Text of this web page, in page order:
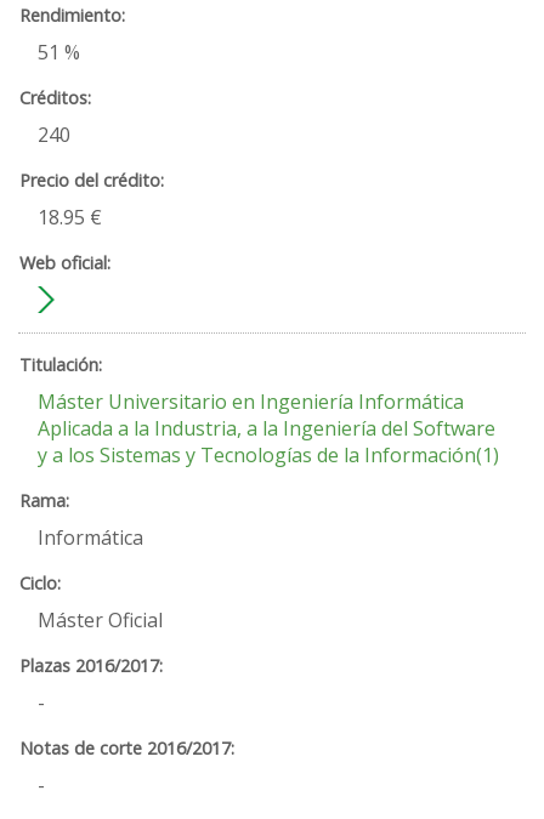
51 %
240
18.95 €
Máster Universitario en Ingeniería Informática
Aplicada a la Industria, a la Ingeniería del Software
y a los Sistemas y Tecnologías de la Información(1)
Informática
Máster Oficial
-
-